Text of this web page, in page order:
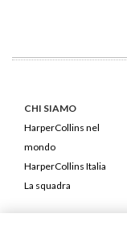
CHI SIAMO
HarperCollins nel
mondo
HarperCollins Italia
La squadra